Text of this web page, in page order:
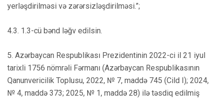
yerləşdirilməsi və zərərsizləşdirilməsi.”;
4.3. 1.3-cü bənd ləğv edilsin.
5. Azərbaycan Respublikası Prezidentinin 2022-ci il 21 iyul
tarixli 1756 nömrəli Fərmanı (Azərbaycan Respublikasının
Qanunvericilik Toplusu, 2022, № 7, maddə 745 (Cild I); 2024,
№ 4, maddə 373; 2025, № 1, maddə 28) ilə təsdiq edilmiş